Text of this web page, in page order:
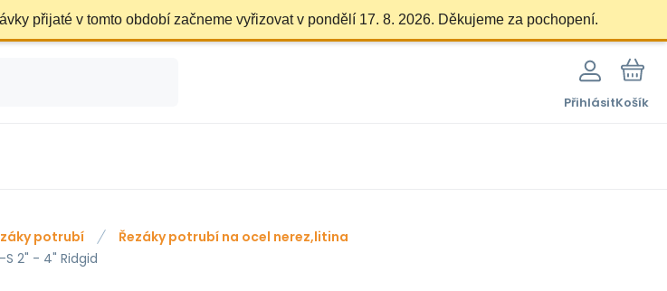
přijaté v tomto období začneme vyřizovat v pondělí 17. 8. 2026. Děkujeme za pochopení.
PřihlásitKošík
potrubí
Řezáky potrubí na ocel nerez,litina
2" - 4" Ridgid